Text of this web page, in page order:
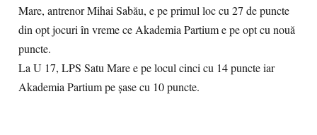
Mare, antrenor Mihai Sabău, e pe primul loc cu 27 de puncte
din opt jocuri în vreme ce Akademia Partium e pe opt cu nouă
puncte.
La U 17, LPS Satu Mare e pe locul cinci cu 14 puncte iar
Akademia Partium pe șase cu 10 puncte.